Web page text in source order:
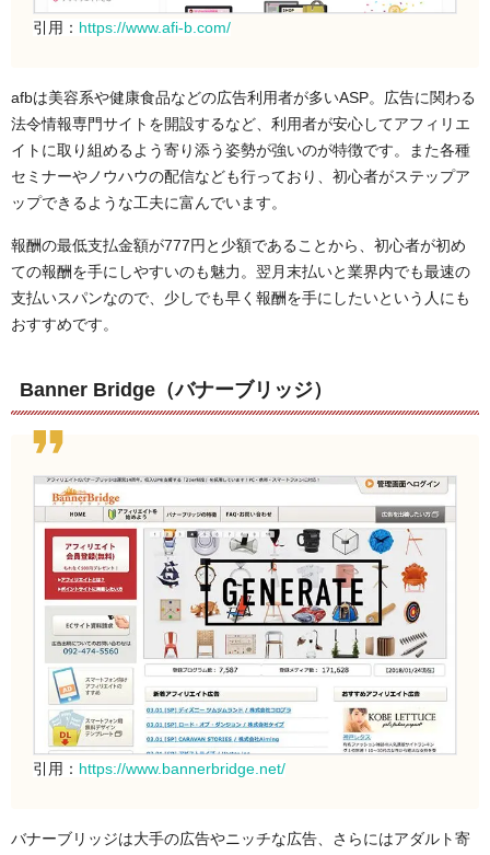
引用： https://www.afi-b.com/
afbは美容系や健康食品などの広告利用者が多いASP。広告に関わる
法令情報専門サイトを開設するなど、利用者が安心してアフィリエ
イトに取り組めるよう寄り添う姿勢が強いのが特徴です。また各種
セミナーやノウハウの配信なども行っており、初心者がステップア
ップできるような工夫に富んでいます。
報酬の最低支払金額が777円と少額であることから、初心者が初め
ての報酬を手にしやすいのも魅力。翌月末払いと業界内でも最速の
支払いスパンなので、少しでも早く報酬を手にしたいという人にも
おすすめです。
Banner Bridge（バナーブリッジ）
引用： https://www.bannerbridge.net/
バナーブリッジは大手の広告やニッチな広告、さらにはアダルト寄